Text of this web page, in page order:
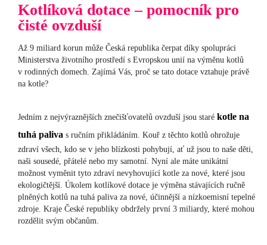
Kotlíková dotace – pomocník pro
čisté ovzduší
Až 9 miliard korun může Česká republika čerpat díky spolupráci
Ministerstva životního prostředí s Evropskou unií na výměnu kotlů
v rodinných domech. Zajímá Vás, proč se tato dotace vztahuje právě
na kotle?
Jedním z nejvýraznějších znečišťovatelů ovzduší jsou staré kotle na
tuhá paliva s ručním přikládáním. Kouř z těchto kotlů ohrožuje
zdraví všech, kdo se v jeho blízkosti pohybují, ať už jsou to naše děti,
naši sousedé, přátelé nebo my samotní. Nyní ale máte unikátní
možnost vyměnit tyto zdraví nevyhovující kotle za nové, které jsou
ekologičtější. Úkolem kotlíkové dotace je výměna stávajících ručně
plněných kotlů na tuhá paliva za nové, účinnější a nízkoemisní tepelné
zdroje. Kraje České republiky obdržely první 3 miliardy, které mohou
rozdělit svým občanům.